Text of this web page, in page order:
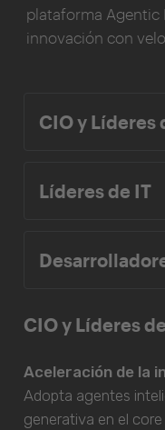
plataforma Agentic
innovación con
CIO y Líderes
Líderes de IT
CIO y Líderes
Aceleración de la
Adopta agentes
generativa en el